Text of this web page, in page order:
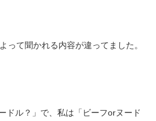
って聞かれる内容が違ってました。
ドル？」で、私は「ビーフorヌード